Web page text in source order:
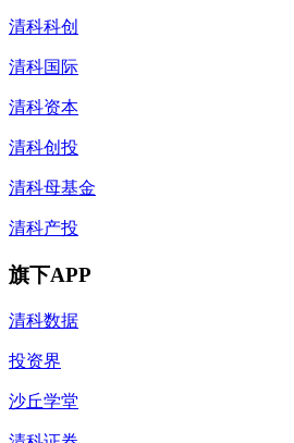
清科科创
清科国际
清科资本
清科创投
清科母基金
清科产投
旗下APP
清科数据
投资界
沙丘学堂